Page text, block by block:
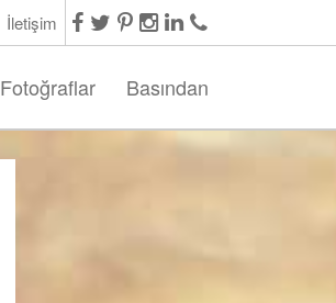
İletişim
Fotoğraflar Basından